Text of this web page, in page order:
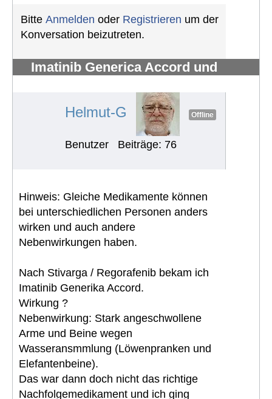
Bitte Anmelden oder Registrieren um der
Konversation beizutreten.
Imatinib Generica Accord und
Helmut-G Offline
Benutzer Beiträge: 76
Hinweis: Gleiche Medikamente können
bei unterschiedlichen Personen anders
wirken und auch andere
Nebenwirkungen haben.
Nach Stivarga / Regorafenib bekam ich
Imatinib Generika Accord.
Wirkung ?
Nebenwirkung: Stark angeschwollene
Arme und Beine wegen
Wasseransmmlung (Löwenpranken und
Elefantenbeine).
Das war dann doch nicht das richtige
Nachfolgemedikament und ich ging